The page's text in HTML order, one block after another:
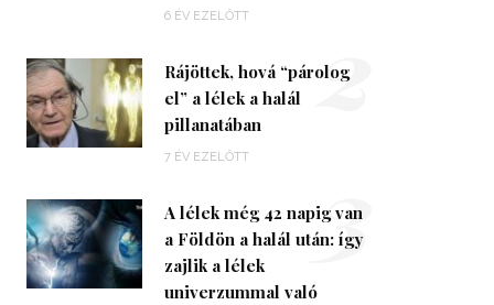
6 ÉV EZELŐTT
Rájöttek, hová “párolog
el” a lélek a halál
pillanatában
7 ÉV EZELŐTT
2
A lélek még 42 napig van
a Földön a halál után: így
zajlik a lélek
univerzummal való
3